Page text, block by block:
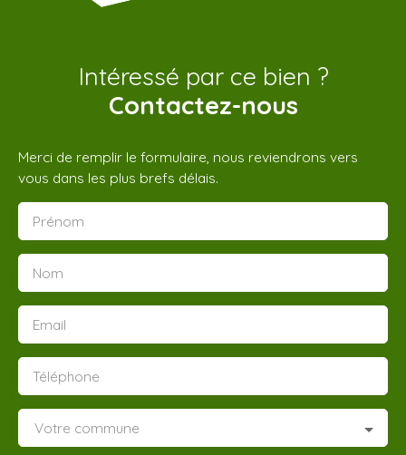
Intéressé par ce bien ?
Contactez-nous
Merci de remplir le formulaire, nous reviendrons vers
vous dans les plus brefs délais.
Prénom
Nom
Email
Téléphone
Votre commune